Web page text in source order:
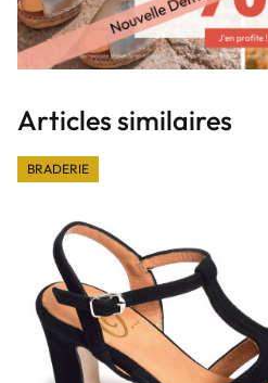
Articles similaires
BRADERIE